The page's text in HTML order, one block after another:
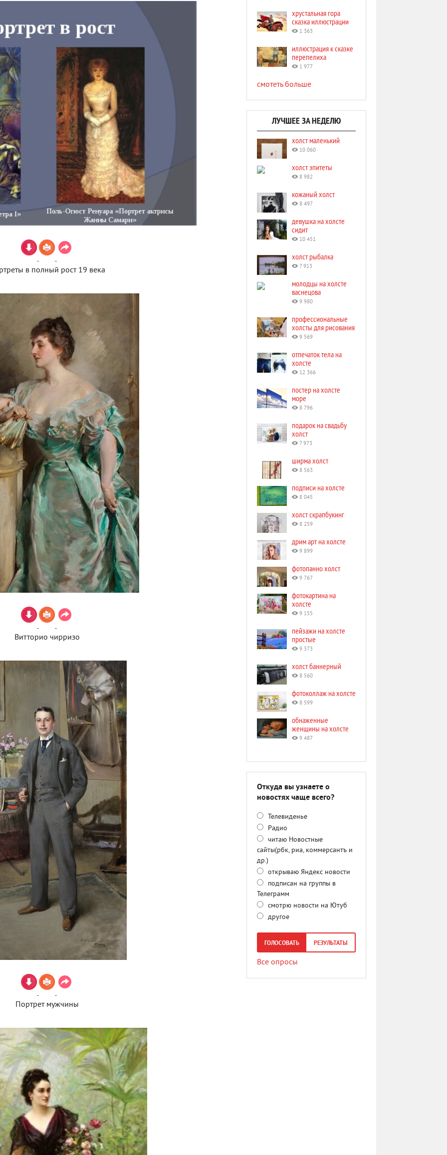
в полный рост 19 века
Витторио чирризо
Портрет мужчины
хрустальная гора
сказка иллюстрации
1 363
иллюстрация к сказке
перепелиха
1 977
смотеть больше
ЛУЧШЕЕ ЗА НЕДЕЛЮ
холст маленький
10 060
холст эпитеты
8 982
кожаный холст
8 497
девушка на холсте
сидит
10 451
холст рыбалка
7 913
молодцы на холсте
васнецова
9 980
профессиональные
холсты для рисования
9 569
отпечаток тела на
холсте
12 366
постер на холсте
море
8 796
подарок на свадьбу
холст
7 973
ширма холст
8 563
подписи на холсте
8 045
холст скрапбукинг
8 259
дрим арт на холсте
9 899
фотопанно холст
9 767
фотокартина на
холсте
9 155
пейзажи на холсте
простые
9 373
холст баннерный
8 560
фотоколлаж на холсте
8 599
обнаженные
женщины на холсте
9 487
Откуда вы узнаете о
новостях чаще всего?
Телевиденье
Радио
читаю Новостные
сайты(рбк, риа, коммерсантъ и
др.)
открываю Яндекс новости
подписан на группы в
Телеграмм
смотрю новости на Ютуб
другое
ГОЛОСОВАТЬ РЕЗУЛЬТАТЫ
Все опросы